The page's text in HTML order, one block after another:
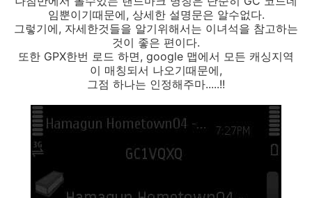
임뿐이기때문에, 상세한 설명문은 알수없다.
그렇기에, 자세한것들을 알기위해서는 이녀석을 참고하는
것이 좋은 편이다.
또한 GPX한번 로드 하면, google 맵에서 모든 캐싱지역
이 매칭되서 나오기때문에,
그점 하나는 인정해주마.....!!